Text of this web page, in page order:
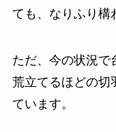
ても、なりふり構
ただ、今の状況で
荒立てるほどの切
ています。